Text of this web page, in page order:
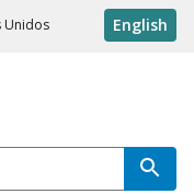
Unidos English